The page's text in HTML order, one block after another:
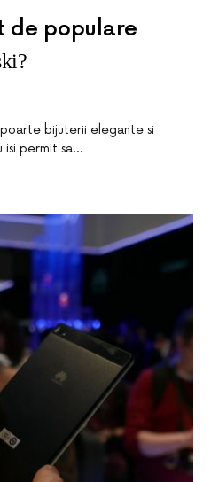
de populare
bijuterii elegante si
isi permit sa…